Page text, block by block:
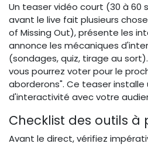
Un teaser vidéo court (30 à 60
avant le live fait plusieurs
of Missing Out), présente les
annonce les mécaniques
(sondages, quiz, tirage au
vous pourrez voter pour le
aborderons". Ce teaser
d'interactivité avec votre
Checklist des outils à
Avant le direct, vérifiez